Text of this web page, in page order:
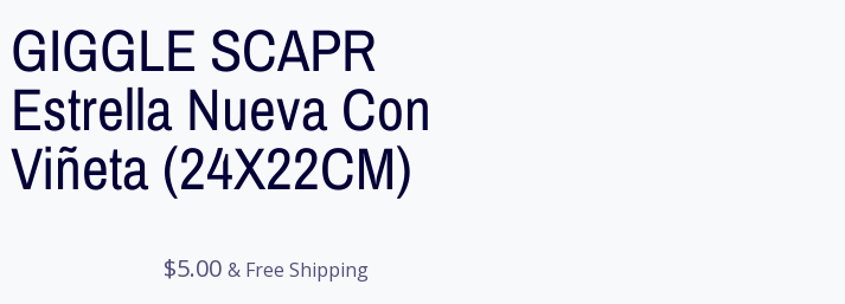
GIGGLE SCAPR
Estrella Nueva Con
Viñeta (24X22CM)
$5.00 & Free Shipping